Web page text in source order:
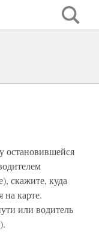
остановившейся
скажите, куда
на карте.
или водитель